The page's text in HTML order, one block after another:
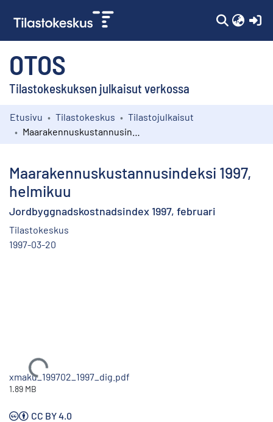
OTOS
Tilastokeskuksen julkaisut verkossa
Kokoelmat
Etusivu Tilastokeskus
Tilastojulkaisut
Maarakennuskustannusindeksi 1997,
helmikuu
Jordbyggnadskostnadsindex 1997, februari
Tilastokeskus
1997-03-20
Ladataan...
xmaku_199702_1997_dig.pdf
1.89 MB
CC BY 4.0